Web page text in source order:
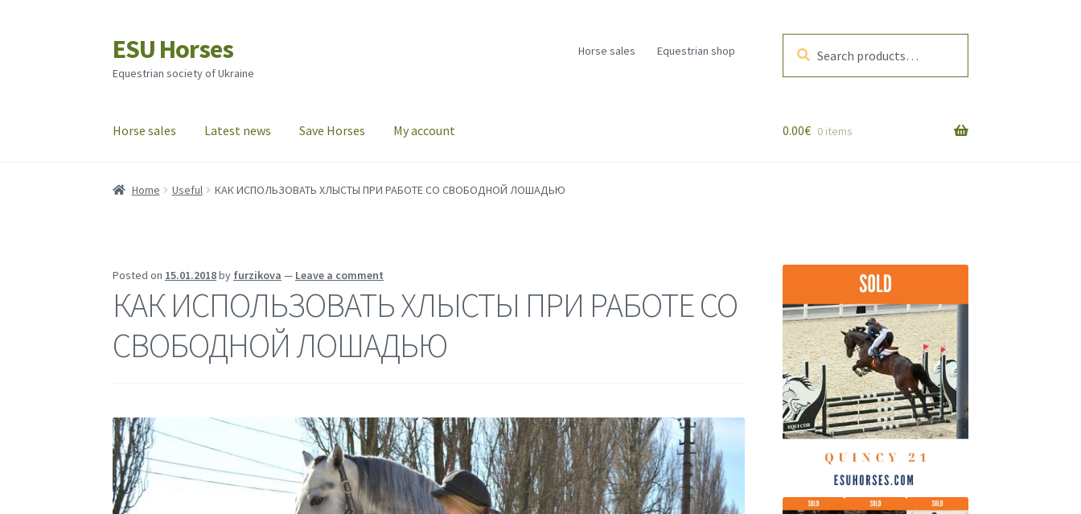
Skip
to
navigation
Skip
to
content
ESU Horses
Equestrian society of Ukraine
Horse sales Equestrian shop
for:
Horse sales Latest news Save Horses My account 0.00€ 0 items
Home Useful КАК ИСПОЛЬЗОВАТЬ ХЛЫСТЫ ПРИ РАБОТЕ СО СВОБОДНОЙ ЛОШАДЬЮ
Posted on 15.01.2018by furzikova — Leave a comment
КАК ИСПОЛЬЗОВАТЬ ХЛЫСТЫ ПРИ РАБОТЕ СО
СВОБОДНОЙ ЛОШАДЬЮ